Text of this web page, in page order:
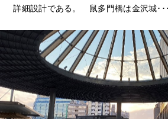
詳細設計である。 鼠多門橋は金沢城･･･